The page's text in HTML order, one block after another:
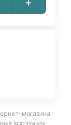
магазина
магазинах